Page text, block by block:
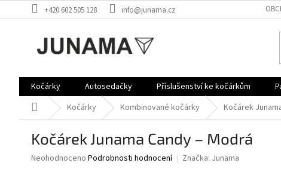
na
+420 602 505 128 info@junama.cz
Kočárky Autosedačky Příslušenství ke kočárkům
Domů Kočárky Kombinované kočárky Kočárek
Kočárek Junama Candy – Modrá
Průměrné
Neohodnoceno Podrobnosti hodnocení Značka: Junama